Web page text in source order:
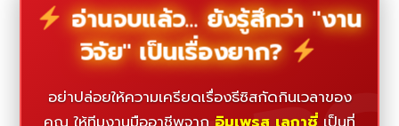
อ่านจบแล้ว... ยังรู้สึกว่า "งาน
วิจัย" เป็นเรื่องยาก?
อย่าปล่อยให้ความเครียดเรื่องธีซิสกัดกินเวลาของ